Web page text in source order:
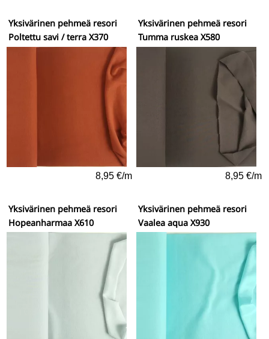
Yksivärinen pehmeä resori
Poltettu savi / terra X370
8,95 €/m
Yksivärinen pehmeä resori
Tumma ruskea X580
8,95 €/m
Yksivärinen pehmeä resori
Hopeanharmaa X610
Yksivärinen pehmeä resori
Vaalea aqua X930